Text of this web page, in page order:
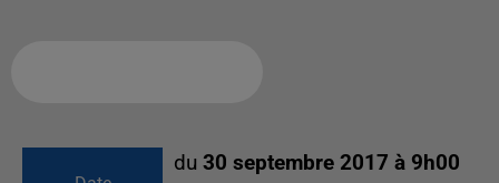
du 30 septembre 2017 à 9h00